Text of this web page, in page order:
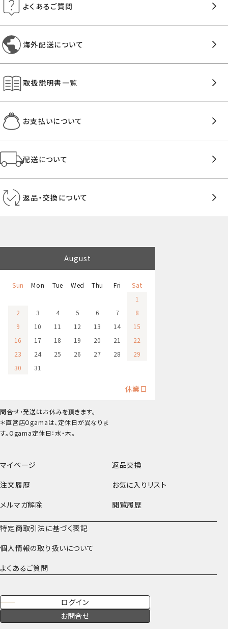
よくあるご質問
海外配送について
取扱説明書一覧
お支払いについて
配送について
返品・交換について
マイページ
返品交換
注文履歴
お気に入りリスト
メルマガ解除
閲覧履歴
特定商取引法に基づく表記
個人情報の取り扱いについて
よくあるご質問
ログイン
お問合せ
August
Sun Mon Tue Wed Thu Fri
Sat
1
2
3 4 5 6 7
8
9
10 11 12 13 14
15
16
17 18 19 20 21
22
23
24 25 26 27 28
29
30
31
休業日
問合せ・発送はお休みを頂きます。
＊直営店Ogamaは、定休日が異なりま
す。Ogama定休日：水・木。